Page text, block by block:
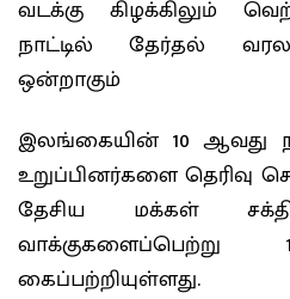
வடக்கு கிழக்கிலும்
நாட்டில் தேர்தல்
ஒன்றாகும்
இலங்கையின் 10 ஆவது
உறுப்பினர்களை தெரிவு
தேசிய மக்கள்
கைப்பற்றியுள்ளது.